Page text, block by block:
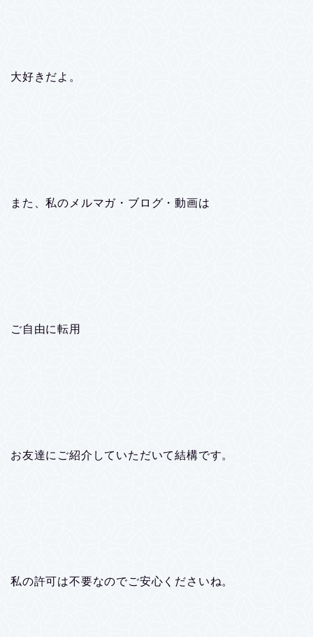
大好きだよ。
また、私のメルマガ・ブログ・動画は
ご自由に転用
お友達にご紹介していただいて結構です。
私の許可は不要なのでご安心くださいね。